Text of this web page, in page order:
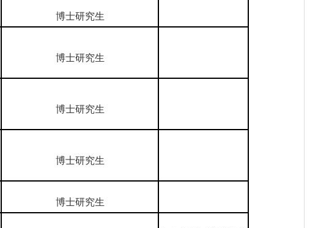
博士研究生
博士研究生
博士研究生
博士研究生
博士研究生